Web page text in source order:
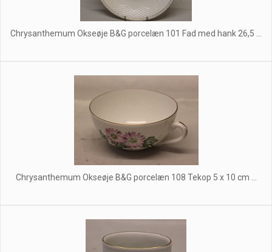
Chrysanthemum Okseøje B&G porcelæn 101 Fad med hank 26,5 ...
Chrysanthemum Okseøje B&G porcelæn 108 Tekop 5 x 10 cm ...